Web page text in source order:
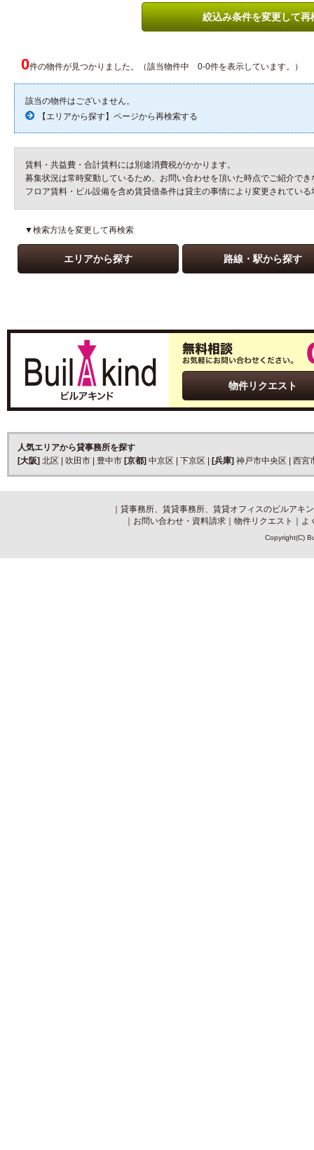
絞込み条件を変更して再
0件の物件が見つかりました。（該当物件中 0-0件を表示しています。）
該当の物件はございません。
【エリアから探す】ページから再検索する
賃料・共益費・合計賃料には別途消費税がかかります。
募集状況は常時変動しているため、お問い合わせを頂いた時点でご紹介で
フロア賃料・ビル設備を含め賃貸借条件は貸主の事情により変更されてい
▼検索方法を変更して再検索
エリアから探す 路線・駅から探す
物件リクエスト
人気エリアから貸事務所を探す
[大阪] 北区 吹田市 豊中市 [京都] 中京区 下京区 [兵庫] 神戸市中央区 西宮
貸事務所、賃貸事務所、賃貸オフィスのビルアキ
お問い合わせ・資料請求 物件リクエスト よ
Copyright(C)